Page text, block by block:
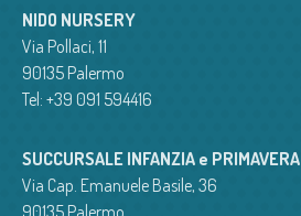
NIDO NURSERY
Via Pollaci, 11
90135 Palermo
Tel: +39 091 594416
SUCCURSALE INFANZIA e PRIMAVERA
Via Cap. Emanuele Basile, 36
90135 Palermo